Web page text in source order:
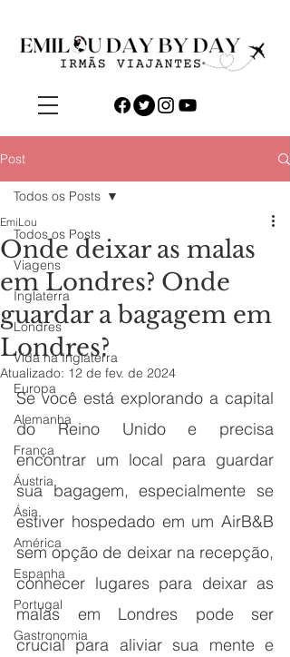
Post
Todos os Posts
Viagens
Inglaterra
Londres
Vida na Inglaterra
Europa
Alemanha
França
Áustria
Ásia
América
Espanha
Portugal
Gastronomia
Todos os Posts
Onde deixar as malas
em Londres? Onde
guardar a bagagem em
Londres?
EmiLou
Atualizado: 12 de fev. de 2024
Se você está explorando a capital
do Reino Unido e precisa
encontrar um local para guardar
sua bagagem, especialmente se
estiver hospedado em um AirB&B
sem opção de deixar na recepção,
conhecer lugares para deixar as
malas em Londres pode ser
crucial para aliviar sua mente e